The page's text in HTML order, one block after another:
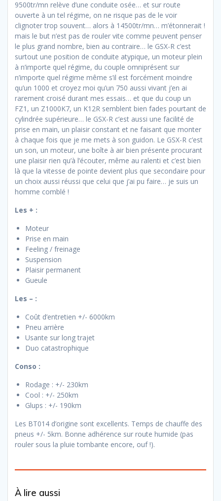
9500tr/mn relève d’une conduite osée… et sur route
ouverte à un tel régime, on ne risque pas de le voir
clignoter trop souvent… alors à 14500tr/mn… m’étonnerait !
mais le but n’est pas de rouler vite comme peuvent penser
le plus grand nombre, bien au contraire… le GSX-R c’est
surtout une position de conduite atypique, un moteur plein
à n’importe quel régime, du couple omniprésent sur
n’importe quel régime même s’il est forcément moindre
qu’un 1000 et croyez moi qu’un 750 aussi vivant j’en ai
rarement croisé durant mes essais… et que du coup un
FZ1, un Z1000K7, un K12R semblent bien fades pourtant de
cylindrée supérieure… le GSX-R c’est aussi une facilité de
prise en main, un plaisir constant et ne faisant que monter
à chaque fois que je me mets à son guidon. Le GSX-R c’est
un son, un moteur, une boîte à air bien présente procurant
une plaisir rien qu’à l’écouter, même au ralenti et c’est bien
là que la vitesse de pointe devient plus que secondaire pour
un choix aussi réussi que celui que j’ai pu faire… je suis un
homme comblé !
Les + :
Moteur
Prise en main
Feeling / freinage
Suspension
Plaisir permanent
Gueule
Les – :
Coût d’entretien +/- 6000km
Pneu arrière
Usante sur long trajet
Duo catastrophique
Conso :
Rodage : +/- 230km
Cool : +/- 250km
Glups : +/- 190km
Les BT014 d’origine sont excellents. Temps de chauffe des
pneus +/- 5km. Bonne adhérence sur route humide (pas
rouler sous la pluie tombante encore, ouf !).
À lire aussi